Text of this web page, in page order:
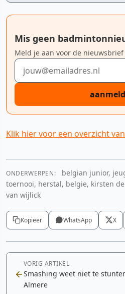
Mis geen
Meld je aan voor de
E-mailadres
Klik hier voor een overzicht
ONDERWERPEN:
belgian junior,
toernooi, herstal, belgie, kirsten
van wijlick
Kopieer WhatsApp X
VORIG ARTIKEL
Smashing weet niet te
Almere